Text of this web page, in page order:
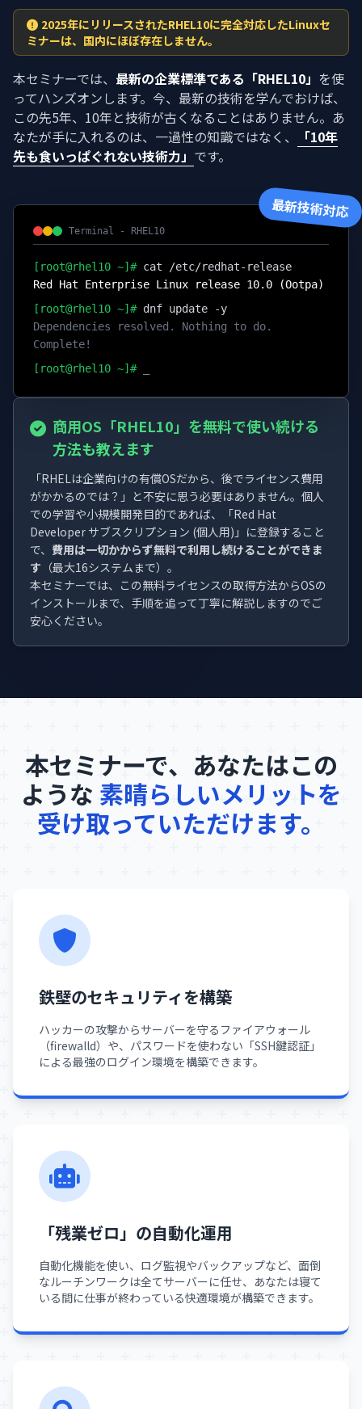
2025年にリリースされたRHEL10に完全対応したLinuxセ
ミナーは、国内にほぼ存在しません。
本セミナーでは、 最新の企業標準である「RHEL10」 を使
ってハンズオンします。今、最新の技術を学んでおけば、
この先5年、10年と技術が古くなることはありません。あ
なたが手に入れるのは、一過性の知識ではなく、
「10年
先も食いっぱぐれない技術力」 です。
Terminal - RHEL10
[root@rhel10 ~]#cat /etc/redhat-release
Red Hat Enterprise Linux release 10.0 (Ootpa)
[root@rhel10 ~]#dnf update -y
Dependencies resolved. Nothing to do.
Complete!
[root@rhel10 ~]#
最新技術対応
商用OS「RHEL10」を無料で使い続ける
方法も教えます
「RHELは企業向けの有償OSだから、後でライセンス費用
がかかるのでは？」と不安に思う必要はありません。個人
での学習や小規模開発目的であれば、「Red Hat
Developer サブスクリプション (個人用)」に登録すること
で、 費用は一切かからず無料で利用し続けることができま
す （最大16システムまで）。
本セミナーでは、この無料ライセンスの取得方法からOSの
インストールまで、手順を追って丁寧に解説しますのでご
安心ください。
本セミナーで、あなたはこの
ような 素晴らしいメリットを
受け取っていただけます。
鉄壁のセキュリティを構築
ハッカーの攻撃からサーバーを守るファイアウォール
（firewalld）や、パスワードを使わない「SSH鍵認証」
による最強のログイン環境を構築できます。
「残業ゼロ」の自動化運用
自動化機能を使い、ログ監視やバックアップなど、面倒
なルーチンワークは全てサーバーに任せ、あなたは寝て
いる間に仕事が終わっている快適環境が構築できます。